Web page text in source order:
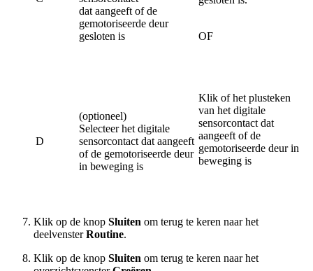
dat aangeeft of de
gemotoriseerde deur
gesloten is
OF
D
(optioneel)
Selecteer het digitale
sensorcontact dat aangeeft
of de gemotoriseerde deur
in beweging is
Klik of het plusteken
van het digitale
sensorcontact dat
aangeeft of de
gemotoriseerde deur in
beweging is
Klik op de knop Sluiten om terug te keren naar het
deelvensterRoutine.
Klik op de knop Sluiten om terug te keren naar het